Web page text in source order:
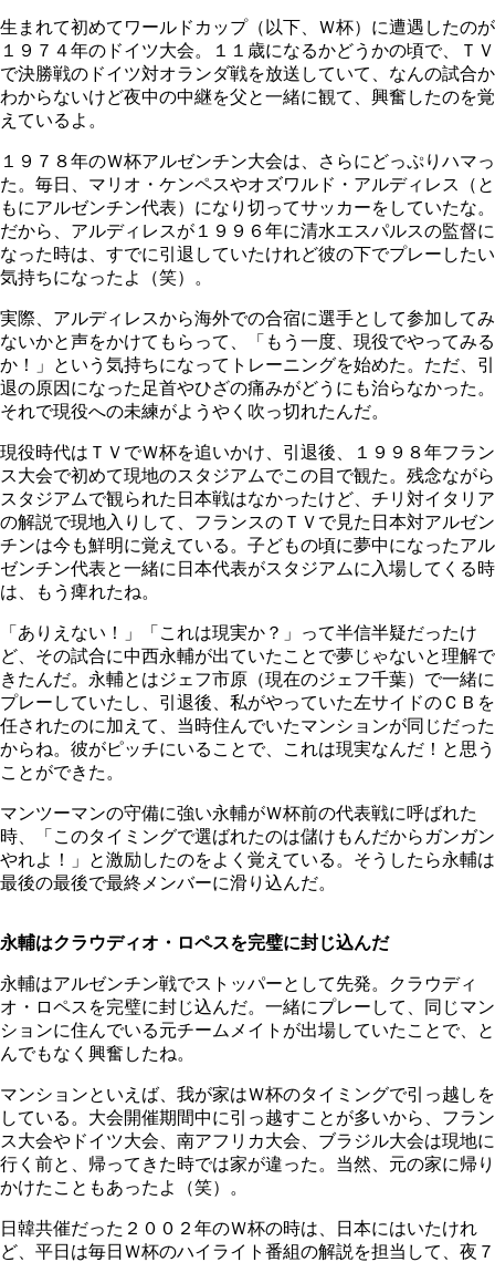
生まれて初めてワールドカップ（以下、Ｗ杯）に遭遇したのが
１９７４年のドイツ大会。１１歳になるかどうかの頃で、ＴＶ
で決勝戦のドイツ対オランダ戦を放送していて、なんの試合か
わからないけど夜中の中継を父と一緒に観て、興奮したのを覚
えているよ。
１９７８年のＷ杯アルゼンチン大会は、さらにどっぷりハマっ
た。毎日、マリオ・ケンペスやオズワルド・アルディレス（と
もにアルゼンチン代表）になり切ってサッカーをしていたな。
だから、アルディレスが１９９６年に清水エスパルスの監督に
なった時は、すでに引退していたけれど彼の下でプレーしたい
気持ちになったよ（笑）。
実際、アルディレスから海外での合宿に選手として参加してみ
ないかと声をかけてもらって、「もう一度、現役でやってみる
か！」という気持ちになってトレーニングを始めた。ただ、引
退の原因になった足首やひざの痛みがどうにも治らなかった。
それで現役への未練がようやく吹っ切れたんだ。
現役時代はＴＶでＷ杯を追いかけ、引退後、１９９８年フラン
ス大会で初めて現地のスタジアムでこの目で観た。残念ながら
スタジアムで観られた日本戦はなかったけど、チリ対イタリア
の解説で現地入りして、フランスのＴＶで見た日本対アルゼン
チンは今も鮮明に覚えている。子どもの頃に夢中になったアル
ゼンチン代表と一緒に日本代表がスタジアムに入場してくる時
は、もう痺れたね。
「ありえない！」「これは現実か？」って半信半疑だったけ
ど、その試合に中西永輔が出ていたことで夢じゃないと理解で
きたんだ。永輔とはジェフ市原（現在のジェフ千葉）で一緒に
プレーしていたし、引退後、私がやっていた左サイドのＣＢを
任されたのに加えて、当時住んでいたマンションが同じだった
からね。彼がピッチにいることで、これは現実なんだ！と思う
ことができた。
マンツーマンの守備に強い永輔がＷ杯前の代表戦に呼ばれた
時、「このタイミングで選ばれたのは儲けもんだからガンガン
やれよ！」と激励したのをよく覚えている。そうしたら永輔は
最後の最後で最終メンバーに滑り込んだ。
永輔はクラウディオ・ロペスを完璧に封じ込んだ
永輔はアルゼンチン戦でストッパーとして先発。クラウディ
オ・ロペスを完璧に封じ込んだ。一緒にプレーして、同じマン
ションに住んでいる元チームメイトが出場していたことで、と
んでもなく興奮したね。
マンションといえば、我が家はＷ杯のタイミングで引っ越しを
している。大会開催期間中に引っ越すことが多いから、フラン
ス大会やドイツ大会、南アフリカ大会、ブラジル大会は現地に
行く前と、帰ってきた時では家が違った。当然、元の家に帰り
かけたこともあったよ（笑）。
日韓共催だった２００２年のＷ杯の時は、日本にはいたけれ
ど、平日は毎日Ｗ杯のハイライト番組の解説を担当して、夜７